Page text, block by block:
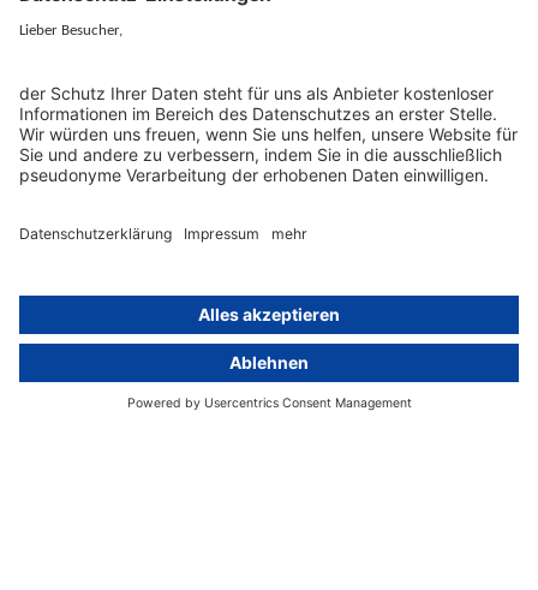
KI und Datenschutz
Hinweisgebersystem mit
Whistleblowing-Ombudsperson
Wichtige Gesetze als Volltext
Unsere Experten
Kontakt
Datenschutzhinweise
activeMind.ch (Schweiz)
activeMind.uk (Vereinigtes
Königreich)